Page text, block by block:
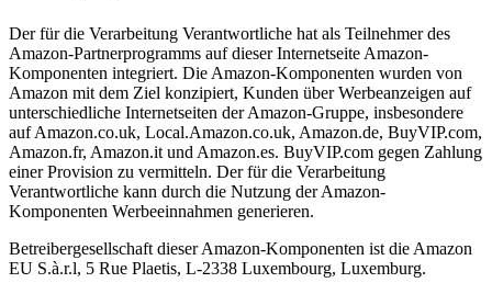
Der für die Verarbeitung Verantwortliche hat als Teilnehmer des
Amazon-Partnerprogramms auf dieser Internetseite Amazon-
Komponenten integriert. Die Amazon-Komponenten wurden von
Amazon mit dem Ziel konzipiert, Kunden über Werbeanzeigen auf
unterschiedliche Internetseiten der Amazon-Gruppe, insbesondere
auf Amazon.co.uk, Local.Amazon.co.uk, Amazon.de, BuyVIP.com,
Amazon.fr, Amazon.it und Amazon.es. BuyVIP.com gegen Zahlung
einer Provision zu vermitteln. Der für die Verarbeitung
Verantwortliche kann durch die Nutzung der Amazon-
Komponenten Werbeeinnahmen generieren.
Betreibergesellschaft dieser Amazon-Komponenten ist die Amazon
EU S.à.r.l, 5 Rue Plaetis, L-2338 Luxembourg, Luxemburg.